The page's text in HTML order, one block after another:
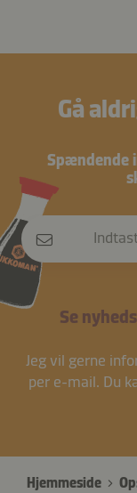
Gå
Spændende
Se
Jeg vil gerne
per e-mail. Du
Hjemmeside